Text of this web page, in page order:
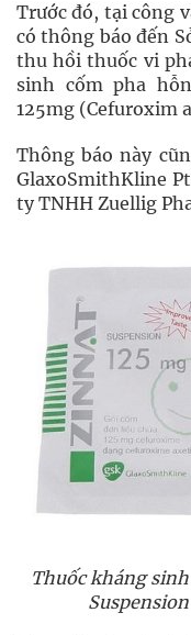
Trước đó, tại công
có thông báo đến
thu hồi thuốc vi
sinh cốm pha
125mg (Cefuroxim
Thông báo này
GlaxoSmithKline
ty TNHH Zuellig
Thuốc kháng